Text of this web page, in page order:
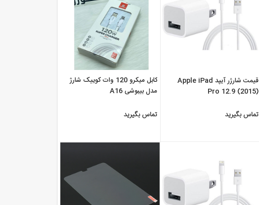
قیمت شارژر آیپد Apple iPad
Pro 12.9 (2015)
تماس بگیرید
کابل میکرو 120 وات کوییک شارژ
مدل بیبوشی A16
تماس بگیرید